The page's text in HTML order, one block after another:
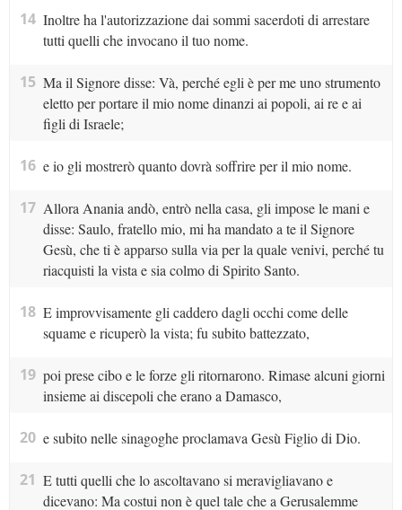
14 Inoltre ha l'autorizzazione dai sommi sacerdoti di arrestare
tutti quelli che invocano il tuo nome.
15 Ma il Signore disse: Và, perché egli è per me uno strumento
eletto per portare il mio nome dinanzi ai popoli, ai re e ai
figli di Israele;
16 e io gli mostrerò quanto dovrà soffrire per il mio nome.
17 Allora Anania andò, entrò nella casa, gli impose le mani e
disse: Saulo, fratello mio, mi ha mandato a te il Signore
Gesù, che ti è apparso sulla via per la quale venivi, perché tu
riacquisti la vista e sia colmo di Spirito Santo.
18 E improvvisamente gli caddero dagli occhi come delle
squame e ricuperò la vista; fu subito battezzato,
19 poi prese cibo e le forze gli ritornarono. Rimase alcuni giorni
insieme ai discepoli che erano a Damasco,
20 e subito nelle sinagoghe proclamava Gesù Figlio di Dio.
21 E tutti quelli che lo ascoltavano si meravigliavano e
dicevano: Ma costui non è quel tale che a Gerusalemme